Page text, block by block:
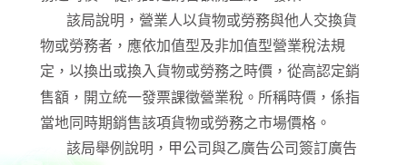
該局說明，營業人以貨物或勞務與他人交換貨
物或勞務者，應依加值型及非加值型營業稅法規
定，以換出或換入貨物或勞務之時價，從高認定銷
售額，開立統一發票課徵營業稅。所稱時價，係指
當地同時期銷售該項貨物或勞務之市場價格。
該局舉例說明，甲公司與乙廣告公司簽訂廣告